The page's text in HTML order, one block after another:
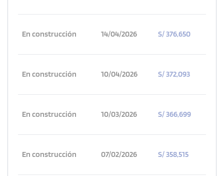
En construcción 14/04/2026 S/ 376,650
En construcción 10/04/2026 S/ 372,093
En construcción 10/03/2026 S/ 366,699
En construcción 07/02/2026 S/ 358,515